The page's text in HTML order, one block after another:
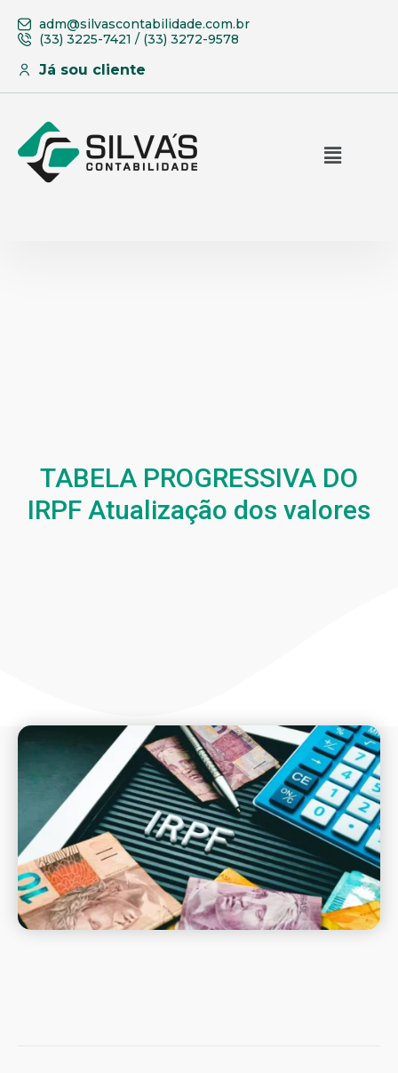
adm@silvascontabilidade.com.br
(33) 3225-7421 / (33) 3272-9578
Já sou cliente
TABELA PROGRESSIVA DO
IRPF Atualização dos valores